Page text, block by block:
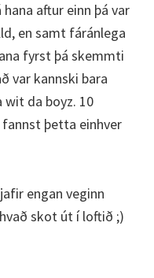
aftur einn þá var
en samt fáránlega
fyrst þá skemmti
var kannski bara
da boyz. 10
þetta einhver
engan veginn
skot út í loftið ;)